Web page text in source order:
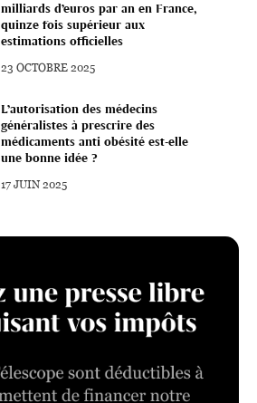
milliards d’euros par an en France,
quinze fois supérieur aux
estimations officielles
23 OCTOBRE 2025
L’autorisation des médecins
généralistes à prescrire des
médicaments anti obésité est-elle
une bonne idée ?
17 JUIN 2025